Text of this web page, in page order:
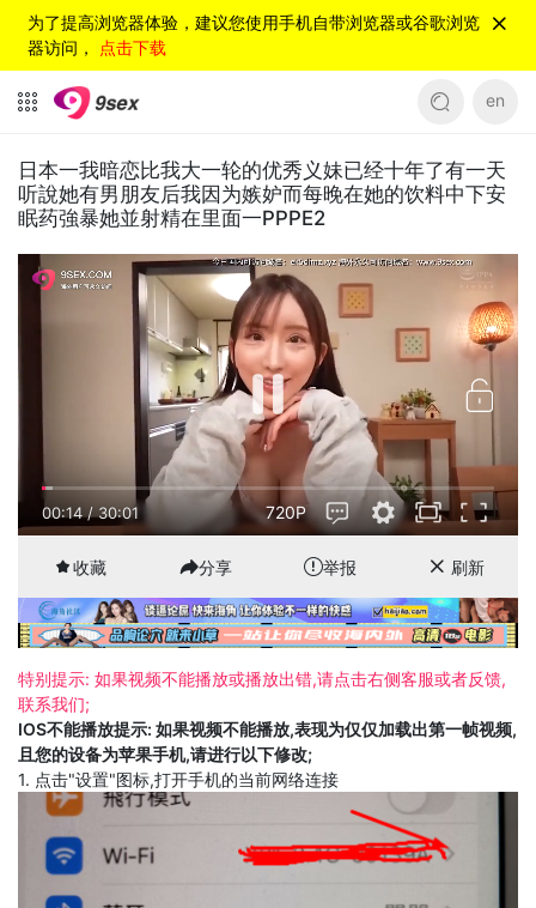
为了提高浏览器体验，建议您使用手机自带浏览器或谷歌浏览
器访问， 点击下载
en
日本一我暗恋比我大一轮的优秀义妹已经十年了有一天
听說她有男朋友后我因为嫉妒而每晚在她的饮料中下安
眠药強暴她並射精在里面一PPPE2
00:14/30:01 720P
收藏 分享 举报 刷新
特别提示: 如果视频不能播放或播放出错,请点击右侧客服或者反馈,
联系我们;
IOS不能播放提示: 如果视频不能播放,表现为仅仅加载出第一帧视频,
且您的设备为苹果手机,请进行以下修改;
1. 点击"设置"图标,打开手机的当前网络连接